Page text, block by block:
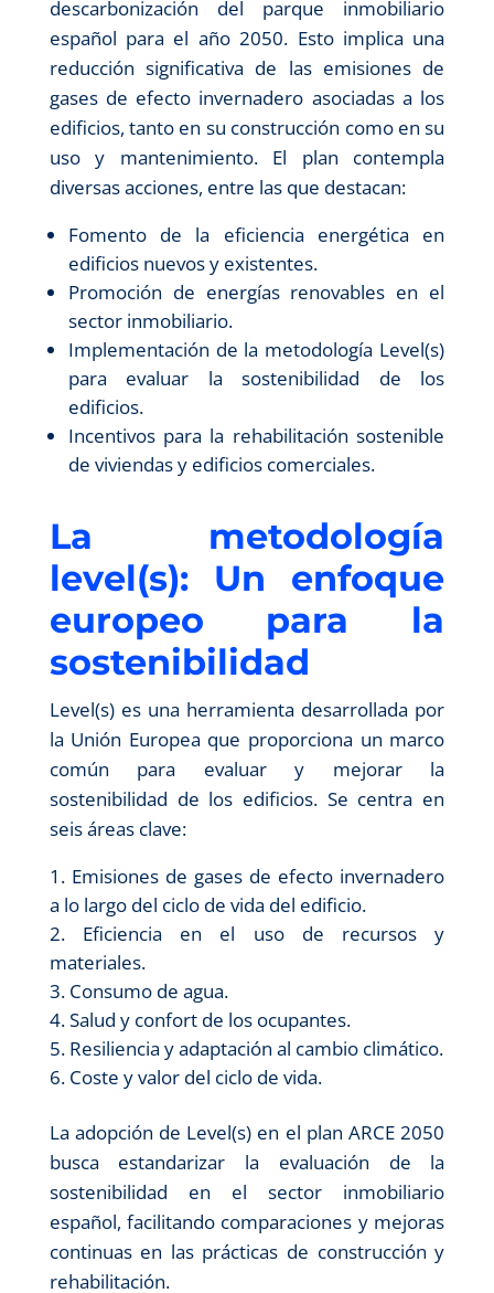
descarbonización del parque inmobiliario
español para el año 2050. Esto implica una
reducción significativa de las emisiones de
gases de efecto invernadero asociadas a los
edificios, tanto en su construcción como en su
uso y mantenimiento. El plan contempla
diversas acciones, entre las que destacan:
Fomento de la eficiencia energética en
edificios nuevos y existentes.
Promoción de energías renovables en el
sector inmobiliario.
Implementación de la metodología Level(s)
para evaluar la sostenibilidad de los
edificios.
Incentivos para la rehabilitación sostenible
de viviendas y edificios comerciales.
La metodología
level(s): Un enfoque
europeo para la
sostenibilidad
Level(s) es una herramienta desarrollada por
la Unión Europea que proporciona un marco
común para evaluar y mejorar la
sostenibilidad de los edificios. Se centra en
seis áreas clave:
Emisiones de gases de efecto invernadero
a lo largo del ciclo de vida del edificio.
Eficiencia en el uso de recursos y
materiales.
Consumo de agua.
Salud y confort de los ocupantes.
Resiliencia y adaptación al cambio climático.
Coste y valor del ciclo de vida.
La adopción de Level(s) en el plan ARCE 2050
busca estandarizar la evaluación de la
sostenibilidad en el sector inmobiliario
español, facilitando comparaciones y mejoras
continuas en las prácticas de construcción y
rehabilitación.